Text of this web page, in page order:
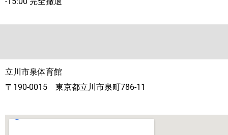
立川市泉体育館
〒190-0015 東京都立川市泉町786-11